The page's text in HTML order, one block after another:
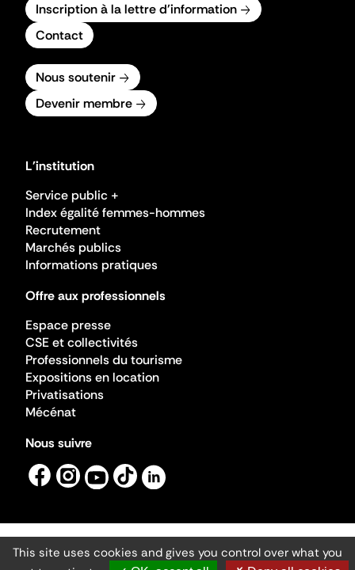
Inscription à la lettre d'information
Contact
Nous soutenir
Devenir membre
L'institution
Service public +
Index égalité femmes-hommes
Recrutement
Marchés publics
Informations pratiques
Offre aux professionnels
Espace presse
CSE et collectivités
Professionnels du tourisme
Expositions en location
Privatisations
Mécénat
Nous suivre
Mentions légales
Gestion des cookies
This site uses cookies and gives you control over what you